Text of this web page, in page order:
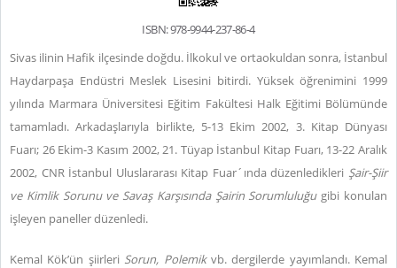
ISBN: 978-9944-237-86-4
Sivas ilinin Hafik ilçesinde doğdu. İlkokul ve ortaokuldan sonra, İstanbul
Haydarpaşa Endüstri Meslek Lisesini bitirdi. Yüksek öğrenimini 1999
yılında Marmara Üniversitesi Eğitim Fakültesi Halk Eğitimi Bölümünde
tamamladı. Arkadaşlarıyla birlikte, 5-13 Ekim 2002, 3. Kitap Dünyası
Fuarı; 26 Ekim-3 Kasım 2002, 21. Tüyap İstanbul Kitap Fuarı, 13-22 Aralık
2002, CNR İstanbul Uluslararası Kitap Fuar´ında düzenledikleri Şair-Şiir
ve Kimlik Sorunu ve Savaş Karşısında Şairin Sorumluluğugibi konulan
işleyen paneller düzenledi.
Kemal Kök’ün şiirleri Sorun, Polemik vb. dergilerde yayımlandı. Kemal